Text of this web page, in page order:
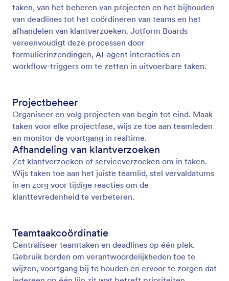
taken, van het beheren van projecten en het bijhouden
van deadlines tot het coördineren van teams en het
afhandelen van klantverzoeken. Jotform Boards
vereenvoudigt deze processen door
formulierinzendingen, AI-agent interacties en
workflow-triggers om te zetten in uitvoerbare taken.
Projectbeheer
Organiseer en volg projecten van begin tot eind. Maak
taken voor elke projectfase, wijs ze toe aan teamleden
en monitor de voortgang in realtime.
Afhandeling van klantverzoeken
Zet klantverzoeken of serviceverzoeken om in taken.
Wijs taken toe aan het juiste teamlid, stel vervaldatums
in en zorg voor tijdige reacties om de
klanttevredenheid te verbeteren.
Teamtaakcoördinatie
Centraliseer teamtaken en deadlines op één plek.
Gebruik borden om verantwoordelijkheden toe te
wijzen, voortgang bij te houden en ervoor te zorgen dat